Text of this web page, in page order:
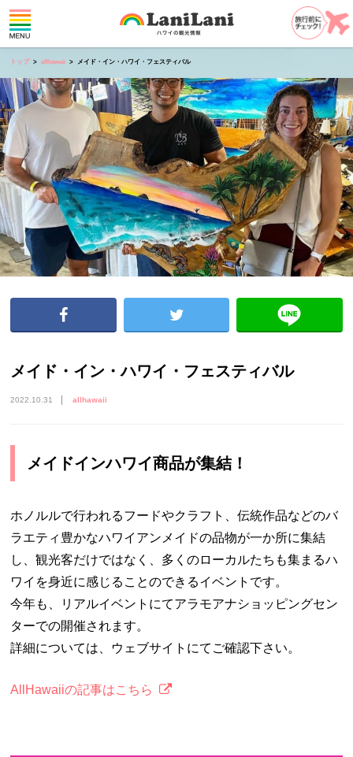
トップ allhawaii メイド・イン・ハワイ・フェスティバル
メイド・イン・ハワイ・フェスティバル
2022.10.31 allhawaii
メイドインハワイ商品が集結！
ホノルルで行われるフードやクラフト、伝統作品などのバ
ラエティ豊かなハワイアンメイドの品物が一か所に集結
し、観光客だけではなく、多くのローカルたちも集まるハ
ワイを身近に感じることのできるイベントです。
今年も、リアルイベントにてアラモアナショッピングセン
ターでの開催されます。
詳細については、ウェブサイトにてご確認下さい。
AllHawaiiの記事はこちら